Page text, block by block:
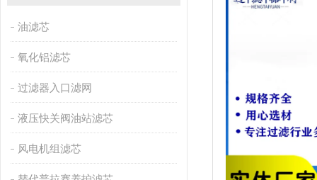
油滤芯
氧化铝滤芯
过滤器入口滤网
液压快关阀油站滤芯
风电机组滤芯